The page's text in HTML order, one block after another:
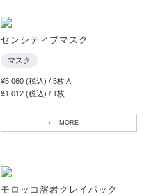
センシティブマスク
マスク
¥5,060 (税込) / 5枚入
¥1,012 (税込) / 1枚
MORE
モロッコ溶岩クレイパック